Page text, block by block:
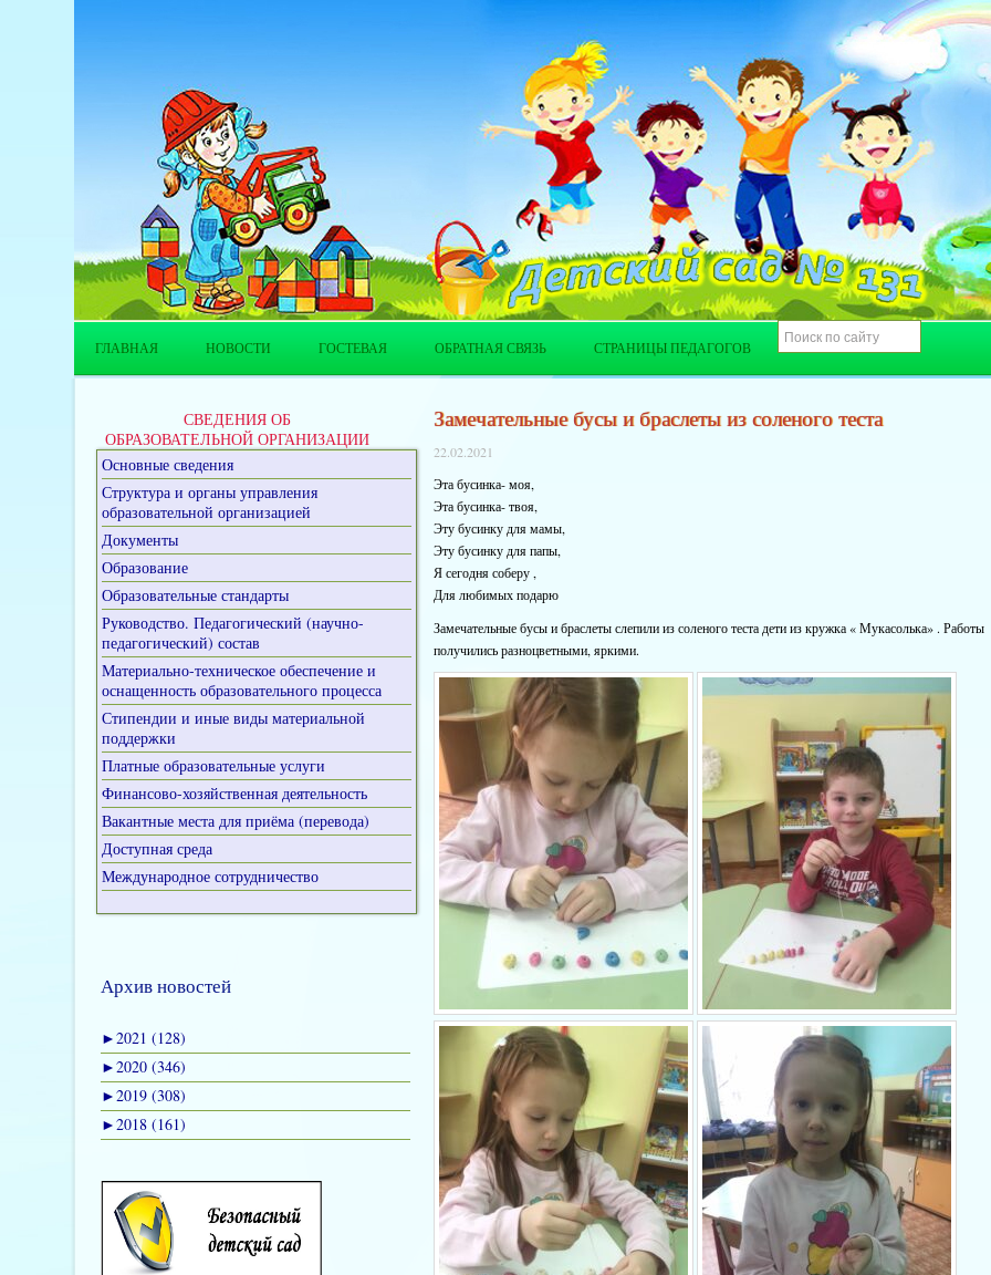
ГЛАВНАЯ НОВОСТИ ГОСТЕВАЯ ОБРАТНАЯ СВЯЗЬ СТРАНИЦЫ ПЕДАГОГОВ
СВЕДЕНИЯ ОБ
ОБРАЗОВАТЕЛЬНОЙ ОРГАНИЗАЦИИ
Основные сведения
Структура и органы управления
образовательной организацией
Документы
Образование
Образовательные стандарты
Руководство. Педагогический (научно-
педагогический) состав
Материально-техническое обеспечение и
оснащенность образовательного процесса
Стипендии и иные виды материальной
поддержки
Платные образовательные услуги
Финансово-хозяйственная деятельность
Вакантные места для приёма (перевода)
Доступная среда
Международное сотрудничество
Архив новостей
►2021 (128)
►2020 (346)
►2019 (308)
►2018 (161)
Замечательные бусы и браслеты из соленого теста
22.02.2021
Эта бусинка- моя,
Эта бусинка- твоя,
Эту бусинку для мамы,
Эту бусинку для папы,
Я сегодня соберу ,
Для любимых подарю
Замечательные бусы и браслеты слепили из соленого теста дети из кружка « Мукасолька» . Работы
получились разноцветными, яркими.